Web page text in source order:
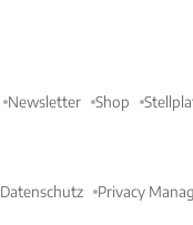
Newsletter Shop
Datenschutz Privacy